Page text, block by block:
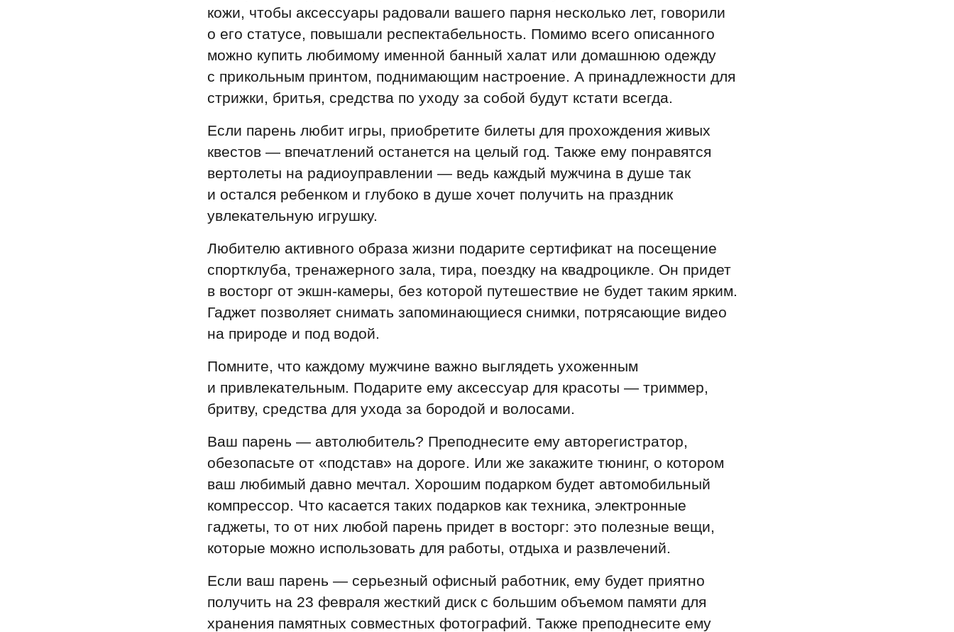
кожи, чтобы аксессуары радовали вашего парня несколько лет, говорили
о его статусе, повышали респектабельность. Помимо всего описанного
можно купить любимому именной банный халат или домашнюю одежду
с прикольным принтом, поднимающим настроение. А принадлежности для
стрижки, бритья, средства по уходу за собой будут кстати всегда.
Если парень любит игры, приобретите билеты для прохождения живых
квестов — впечатлений останется на целый год. Также ему понравятся
вертолеты на радиоуправлении — ведь каждый мужчина в душе так
и остался ребенком и глубоко в душе хочет получить на праздник
увлекательную игрушку.
Любителю активного образа жизни подарите сертификат на посещение
спортклуба, тренажерного зала, тира, поездку на квадроцикле. Он придет
в восторг от экшн-камеры, без которой путешествие не будет таким ярким.
Гаджет позволяет снимать запоминающиеся снимки, потрясающие видео
на природе и под водой.
Помните, что каждому мужчине важно выглядеть ухоженным
и привлекательным. Подарите ему аксессуар для красоты — триммер,
бритву, средства для ухода за бородой и волосами.
Ваш парень — автолюбитель? Преподнесите ему авторегистратор,
обезопасьте от «подстав» на дороге. Или же закажите тюнинг, о котором
ваш любимый давно мечтал. Хорошим подарком будет автомобильный
компрессор. Что касается таких подарков как техника, электронные
гаджеты, то от них любой парень придет в восторг: это полезные вещи,
которые можно использовать для работы, отдыха и развлечений.
Если ваш парень — серьезный офисный работник, ему будет приятно
получить на 23 февраля жесткий диск с большим объемом памяти для
хранения памятных совместных фотографий. Также преподнесите ему